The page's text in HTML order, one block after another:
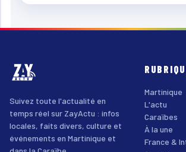
Suivez toute l'actualité en
temps réel sur ZayActu : infos
locales, faits divers, culture et
événements en Martinique et
Martinique
L'actu
Caraïbes
À la une
France &